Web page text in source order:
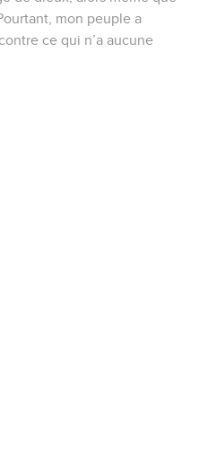
mon peuple a
ce qui n’a aucune